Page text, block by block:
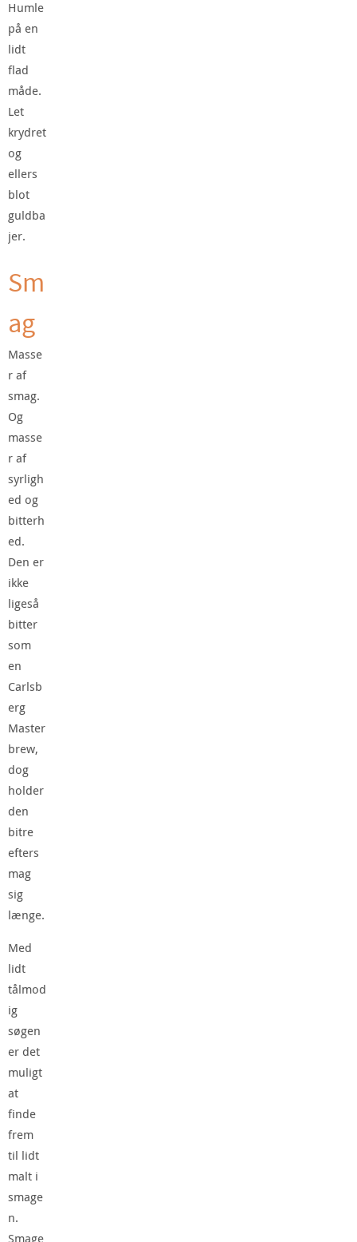
Humle
på en
lidt
flad
måde.
Let
krydret
og
ellers
blot
guldba
jer.
Sm
ag
Masse
r af
smag.
Og
masse
r af
syrligh
ed og
bitterh
ed.
Den er
ikke
ligeså
bitter
som
en
Carlsb
erg
Master
brew,
dog
holder
den
bitre
efters
mag
sig
længe.
Med
lidt
tålmod
ig
søgen
er det
muligt
at
finde
frem
til lidt
malt i
smage
n.
Smage